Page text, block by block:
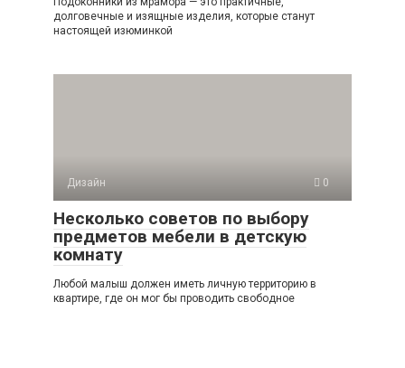
долговечные и изящные изделия, которые станут
настоящей изюминкой
Дизайн 0
Несколько советов по выбору
предметов мебели в детскую
комнату
Любой малыш должен иметь личную территорию в
квартире, где он мог бы проводить свободное